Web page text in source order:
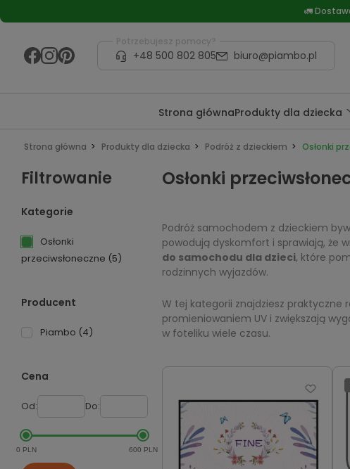
🚛
Potrzebujesz pomocy?
+48 500 802 805 biuro@piambo.pl
Strona głównaProdukty dla dziecka
Strona główna Produkty dla dziecka Podróż z dzieckiem Osłonki
Filtrowanie
Kategorie
Osłonki
przeciwsłoneczne (5)
Producent
Piambo (4)
Cena
Od: Do:
0 PLN 600 PLN
Osłonki
Podróż samochodem z dzieckiem
powodują dyskomfort i sprawiają, że
do samochodu dla dzieci, które
rodzinnych wyjazdów.
W tej kategorii znajdziesz praktyczne
promieniowaniem UV i zwiększają
w foteliku wiele czasu.